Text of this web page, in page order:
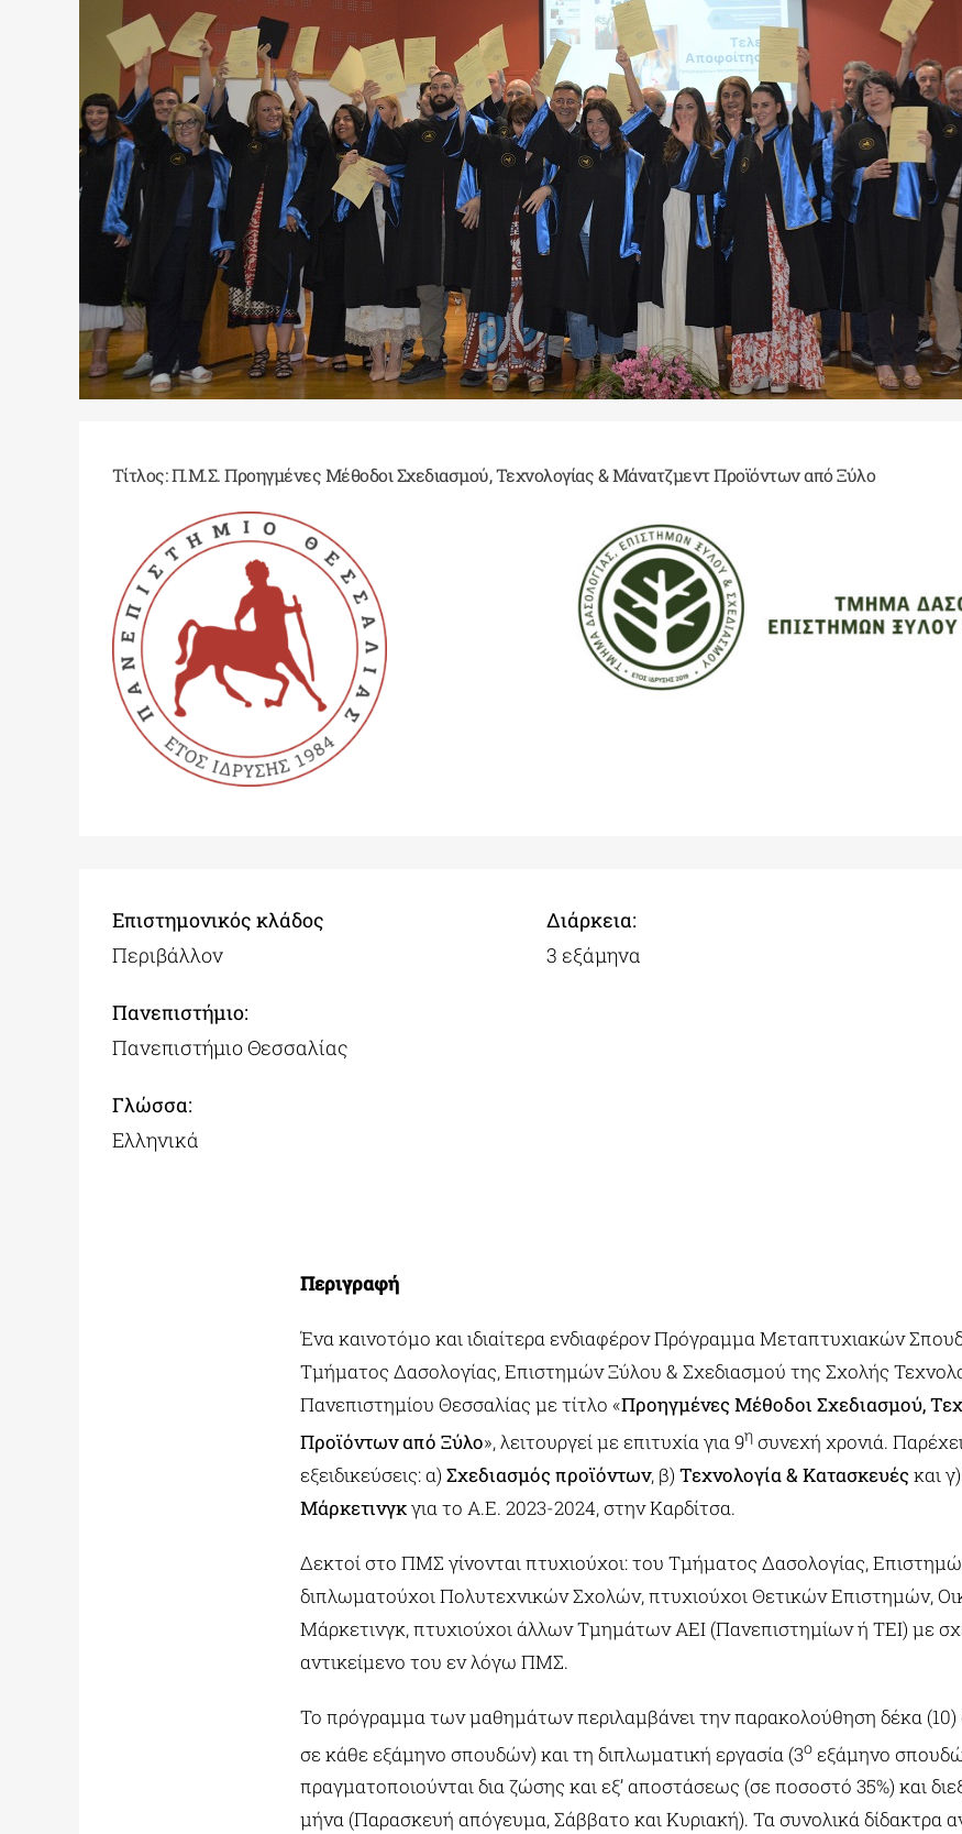
Τίτλος: Π.Μ.Σ. Προηγμένες Μέθοδοι Σχεδιασμού, Τεχνολογίας & Μάνατζμεντ Προϊόντων από Ξύλο
Επιστημονικός κλάδος
Περιβάλλον
Πανεπιστήμιο:
Πανεπιστήμιο Θεσσαλίας
Γλώσσα:
Ελληνικά
Διάρκεια:
3 εξάμηνα
Περιγραφή
Ένα καινοτόμο και ιδιαίτερα ενδιαφέρον Πρόγραμμα Μεταπτυχιακών
Τμήματος Δασολογίας, Επιστημών Ξύλου & Σχεδιασμού της Σχολής
Πανεπιστημίου Θεσσαλίας με τίτλο «Προηγμένες Μέθοδοι Σχεδιασμού,
Προϊόντων από Ξύλο», λειτουργεί με επιτυχία για 9ησυνεχή χρονιά. Παρέχει
εξειδικεύσεις: α) Σχεδιασμός προϊόντων, β) Τεχνολογία & Κατασκευέςκαι γ)
Μάρκετινγκγια το Α.Ε. 2023-2024, στην Καρδίτσα.
Δεκτοί στο ΠΜΣ γίνονται πτυχιούχοι: του Τμήματος Δασολογίας,
διπλωματούχοι Πολυτεχνικών Σχολών, πτυχιούχοι Θετικών Επιστημών,
Μάρκετινγκ, πτυχιούχοι άλλων Τμημάτων ΑΕΙ (Πανεπιστημίων ή ΤΕΙ) με
αντικείμενο του εν λόγω ΠΜΣ.
Το πρόγραμμα των μαθημάτων περιλαμβάνει την παρακολούθηση δέκα
σε κάθε εξάμηνο σπουδών) και τη διπλωματική εργασία (3οεξάμηνο
πραγματοποιούνται δια ζώσης και εξ’ αποστάσεως (σε ποσοστό 35%) και
μήνα (Παρασκευή απόγευμα, Σάββατο και Κυριακή). Τα συνολικά δίδακτρα